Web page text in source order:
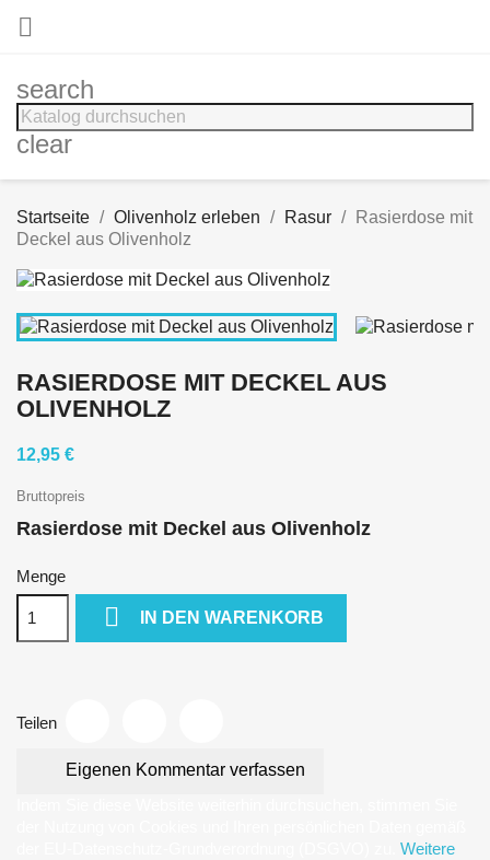

search
clear
Startseite Olivenholz erleben Rasur
Rasierdose mit
Deckel aus Olivenholz
RASIERDOSE MIT DECKEL AUS
OLIVENHOLZ
12,95 €
Bruttopreis
Rasierdose mit Deckel aus Olivenholz
Menge
 IN DEN WARENKORB
Teilen
Eigenen Kommentar verfassen
Weitere